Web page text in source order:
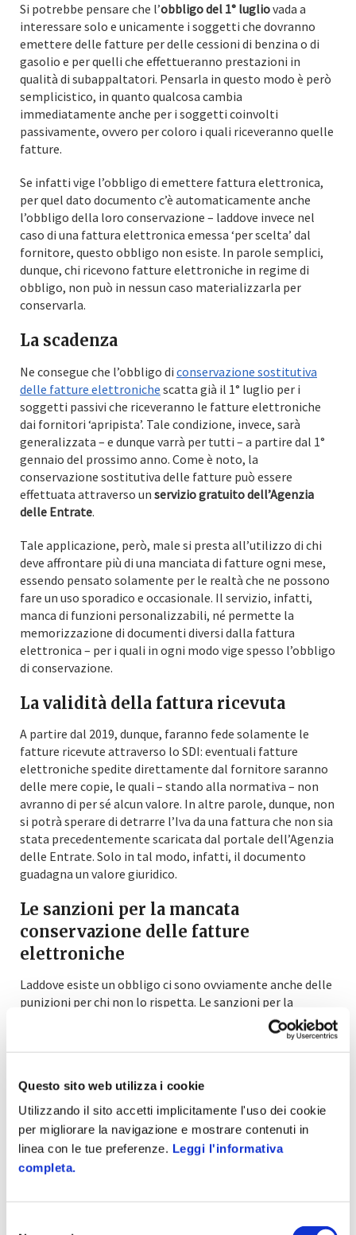
Questo sito web utilizza i cookie
Utilizzando il sito accetti implicitamente l'uso dei cookie
per migliorare la navigazione e mostrare contenuti in
linea con le tue preferenze. Leggi l'informativa
completa.
Si potrebbe pensare che l’obbligo del 1° lugliovada a
interessare solo e unicamente i soggetti che dovranno
emettere delle fatture per delle cessioni di benzina o di
gasolio e per quelli che effettueranno prestazioni in
qualità di subappaltatori. Pensarla in questo modo è però
semplicistico, in quanto qualcosa cambia
immediatamente anche per i soggetti coinvolti
passivamente, ovvero per coloro i quali riceveranno quelle
fatture.
Se infatti vige l’obbligo di emettere fattura elettronica,
per quel dato documento c’è automaticamente anche
l’obbligo della loro conservazione – laddove invece nel
caso di una fattura elettronica emessa ‘per scelta’ dal
fornitore, questo obbligo non esiste. In parole semplici,
dunque, chi ricevono fatture elettroniche in regime di
obbligo, non può in nessun caso materializzarla per
conservarla.
La scadenza
Ne consegue che l’obbligo di conservazione sostitutiva
delle fatture elettroniche scatta già il 1° luglio per i
soggetti passivi che riceveranno le fatture elettroniche
dai fornitori ‘apripista’. Tale condizione, invece, sarà
generalizzata – e dunque varrà per tutti – a partire dal 1°
gennaio del prossimo anno. Come è noto, la
conservazione sostitutiva delle fatture può essere
effettuata attraverso un servizio gratuito dell’Agenzia
delle Entrate.
Tale applicazione, però, male si presta all’utilizzo di chi
deve affrontare più di una manciata di fatture ogni mese,
essendo pensato solamente per le realtà che ne possono
fare un uso sporadico e occasionale. Il servizio, infatti,
manca di funzioni personalizzabili, né permette la
memorizzazione di documenti diversi dalla fattura
elettronica – per i quali in ogni modo vige spesso l’obbligo
di conservazione.
La validità della fattura ricevuta
A partire dal 2019, dunque, faranno fede solamente le
fatture ricevute attraverso lo SDI: eventuali fatture
elettroniche spedite direttamente dal fornitore saranno
delle mere copie, le quali – stando alla normativa – non
avranno di per sé alcun valore. In altre parole, dunque, non
si potrà sperare di detrarre l’Iva da una fattura che non sia
stata precedentemente scaricata dal portale dell’Agenzia
delle Entrate. Solo in tal modo, infatti, il documento
guadagna un valore giuridico.
Le sanzioni per la mancata
conservazione delle fatture
elettroniche
Laddove esiste un obbligo ci sono ovviamente anche delle
punizioni per chi non lo rispetta. Le sanzioni per la
mancata conservazione delle fatture elettroniche
nascono sull’onda di quelle relative alla mancata
esibizione dei libri, delle scritture contabili e dei
Decreto del Presidente della Repubblica
L’importo della multa può dunque variare tra i 1.032,91 e
7.746,85 euro.
Taggato come: amministrazione
documenti